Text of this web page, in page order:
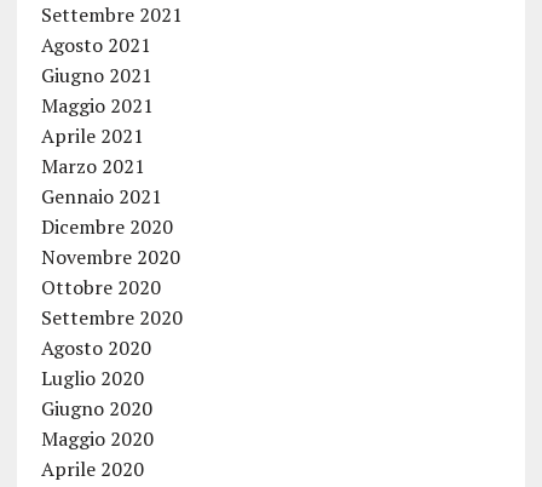
Settembre 2021
Agosto 2021
Giugno 2021
Maggio 2021
Aprile 2021
Marzo 2021
Gennaio 2021
Dicembre 2020
Novembre 2020
Ottobre 2020
Settembre 2020
Agosto 2020
Luglio 2020
Giugno 2020
Maggio 2020
Aprile 2020